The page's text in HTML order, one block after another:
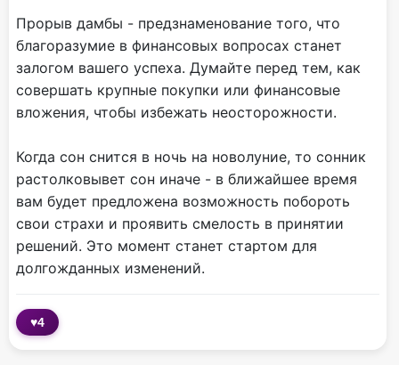
Прорыв дамбы - предзнаменование того, что
благоразумие в финансовых вопросах станет
залогом вашего успеха. Думайте перед тем, как
совершать крупные покупки или финансовые
вложения, чтобы избежать неосторожности.
Когда сон снится в ночь на новолуние, то сонник
растолковывет сон иначе - в ближайшее время
вам будет предложена возможность побороть
свои страхи и проявить смелость в принятии
решений. Это момент станет стартом для
долгожданных изменений.
♥4